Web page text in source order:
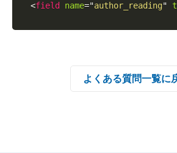
<field name="author_reading"
よくある質問一覧に